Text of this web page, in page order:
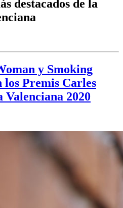
destacados de la
y Smoking
los Premis Carles
Valenciana 2020